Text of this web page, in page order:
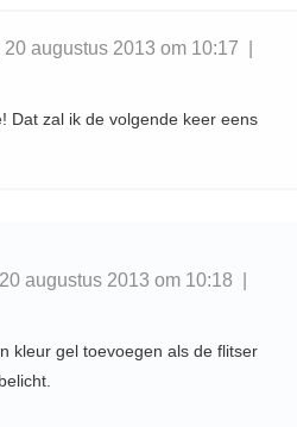
augustus 2013 om 10:17 |
Dat zal ik de volgende keer eens
augustus 2013 om 10:18 |
kleur gel toevoegen als de flitser